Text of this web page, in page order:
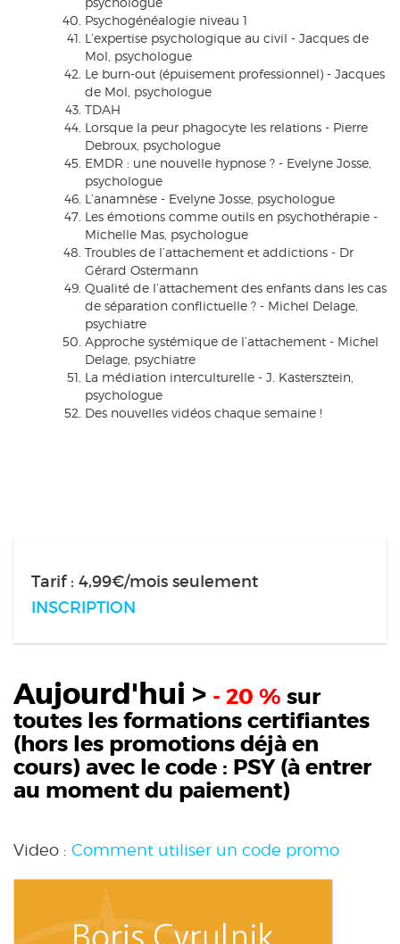
Psychogénéalogie niveau 1
L’expertise psychologique au civil - Jacques de
Mol, psychologue
Le burn-out (épuisement professionnel) - Jacques
de Mol, psychologue
TDAH
Lorsque la peur phagocyte les relations - Pierre
Debroux, psychologue
EMDR : une nouvelle hypnose ? - Evelyne Josse,
psychologue
L’anamnèse - Evelyne Josse, psychologue
Les émotions comme outils en psychothérapie -
Michelle Mas, psychologue
Troubles de l’attachement et addictions - Dr
Gérard Ostermann
Qualité de l’attachement des enfants dans les cas
de séparation conflictuelle ? - Michel Delage,
psychiatre
Approche systémique de l’attachement - Michel
Delage, psychiatre
La médiation interculturelle - J. Kastersztein,
psychologue
Des nouvelles vidéos chaque semaine !
Tarif : 4,99€/mois seulement
INSCRIPTION
Aujourd'hui > - 20 % sur
toutes les formations certifiantes
(hors les promotions déjà en
cours) avec le code : PSY(à entrer
au moment du paiement)
Video : Comment utiliser un code promo